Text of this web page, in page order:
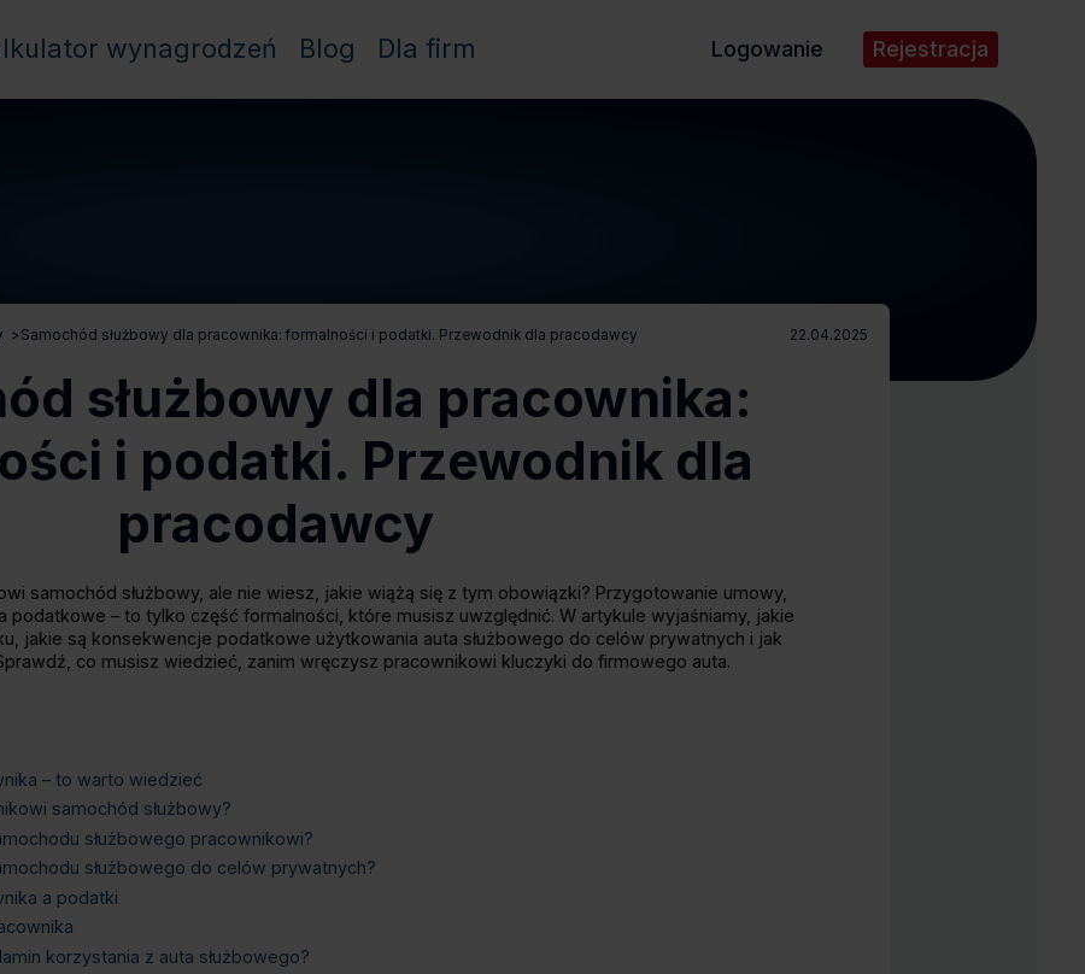
wynagrodzeń Blog Dla firm Logowanie Rejestracja
>Samochód służbowy dla pracownika: formalności i podatki. Przewodnik dla pracodawcy 22.04.2025
służbowy dla pracownika:
i podatki. Przewodnik dla
pracodawcy
samochód służbowy, ale nie wiesz, jakie wiążą się z tym obowiązki? Przygotowanie umowy,
podatkowe – to tylko część formalności, które musisz uwzględnić. W artykule wyjaśniamy, jakie
jakie są konsekwencje podatkowe użytkowania auta służbowego do celów prywatnych i jak
co musisz wiedzieć, zanim wręczysz pracownikowi kluczyki do firmowego auta.
– to warto wiedzieć
samochód służbowy?
służbowego pracownikowi?
służbowego do celów prywatnych?
a podatki
korzystania z auta służbowego?